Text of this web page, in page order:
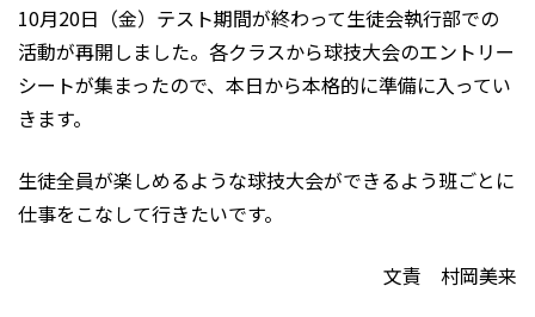
10月20日（金）テスト期間が終わって生徒会執行部での
活動が再開しました。各クラスから球技大会のエントリー
シートが集まったので、本日から本格的に準備に入ってい
きます。
生徒全員が楽しめるような球技大会ができるよう班ごとに
仕事をこなして行きたいです。
文責 村岡美来